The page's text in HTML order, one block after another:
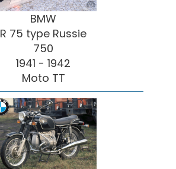
BMW
R 75 type Russie
750
1941 - 1942
Moto TT